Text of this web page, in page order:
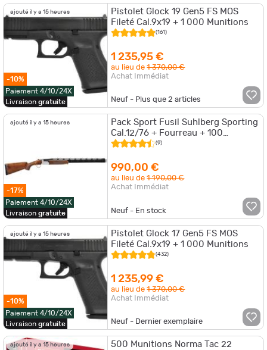
ajouté il y a 15 heures
-10%
Paiement 4/10/24X
Livraison gratuite
Pistolet Glock 19 Gen5 FS MOS
Fileté Cal.9x19 + 1 000 Munitions
(161)
1 235,95 €
au lieu de1 370,00 €
Achat Immédiat
Neuf - Plus que2 articles
ajouté il y a 15 heures
-17%
Paiement 4/10/24X
Livraison gratuite
Pack Sport Fusil Suhlberg Sporting
Cal.12/76 + Fourreau + 100
Cartouches + Kit de nettoyage +
(9)
990,00 €
au lieu de1 190,00 €
Achat Immédiat
Neuf - En stock
ajouté il y a 15 heures
-10%
Paiement 4/10/24X
Livraison gratuite
Pistolet Glock 17 Gen5 FS MOS
Fileté Cal.9x19 + 1 000 Munitions
(432)
1 235,99 €
au lieu de1 370,00 €
Achat Immédiat
Neuf - Dernier exemplaire
ajouté il y a 15 heures
500 Munitions Norma Tac 22